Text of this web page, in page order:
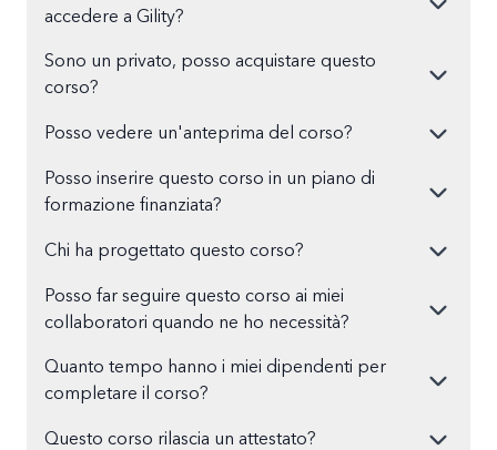
accedere a Gility?
Sono un privato, posso acquistare questo
corso?
Posso vedere un'anteprima del corso?
Posso inserire questo corso in un piano di
formazione finanziata?
Chi ha progettato questo corso?
Posso far seguire questo corso ai miei
collaboratori quando ne ho necessità?
Quanto tempo hanno i miei dipendenti per
completare il corso?
Questo corso rilascia un attestato?